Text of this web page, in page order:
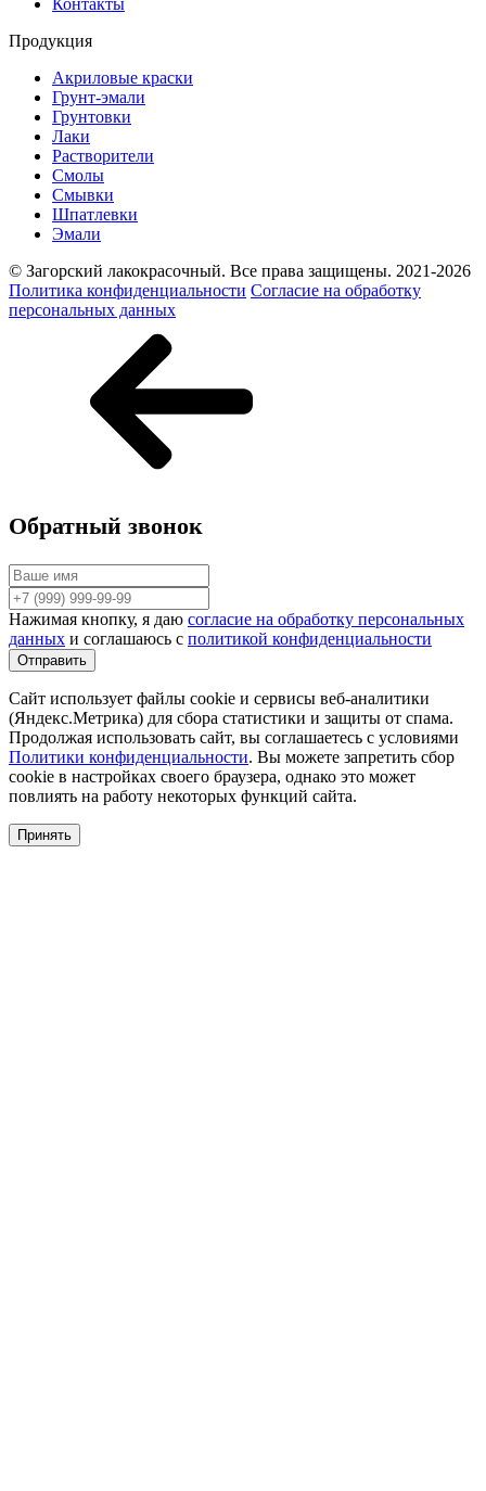
Контакты
Продукция
Акриловые краски
Грунт-эмали
Грунтовки
Лаки
Растворители
Смолы
Смывки
Шпатлевки
Эмали
© Загорский лакокрасочный. Все права защищены. 2021-2026
Политика конфиденциальности Согласие на обработку
персональных данных
Обратный звонок
Нажимая кнопку, я даю согласие на обработку персональных
данных и соглашаюсь с политикой конфиденциальности
Сайт использует файлы cookie и сервисы веб-аналитики
(Яндекс.Метрика) для сбора статистики и защиты от спама.
Продолжая использовать сайт, вы соглашаетесь с условиями
Политики конфиденциальности. Вы можете запретить сбор
cookie в настройках своего браузера, однако это может
повлиять на работу некоторых функций сайта.
Принять